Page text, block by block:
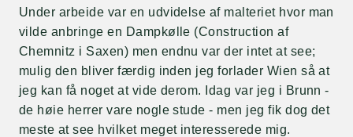
Under arbeide var en udvidelse af malteriet hvor man
vilde anbringe en Dampkølle (Construction af
Chemnitz i Saxen) men endnu var der intet at see;
mulig den bliver færdig inden jeg forlader Wien så at
jeg kan få noget at vide derom. Idag var jeg i Brunn -
de høie herrer vare nogle stude - men jeg fik dog det
meste at see hvilket meget interesserede mig.